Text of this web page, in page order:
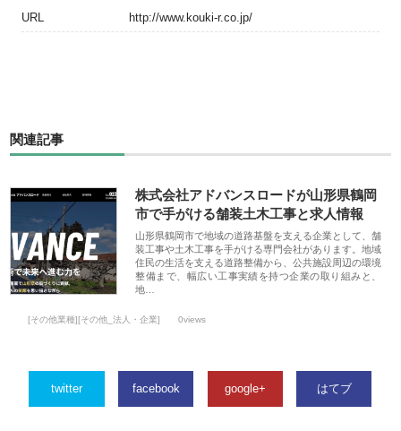
URL http://www.kouki-r.co.jp/
関連記事
株式会社アドバンスロードが山形県鶴岡
市で手がける舗装土木工事と求人情報
山形県鶴岡市で地域の道路基盤を支える企業として、舗
装工事や土木工事を手がける専門会社があります。地域
住民の生活を支える道路整備から、公共施設周辺の環境
整備まで、幅広い工事実績を持つ企業の取り組みと、
地…
[その他業種][その他_法人・企業] 0views
twitter facebook google+ はてブ